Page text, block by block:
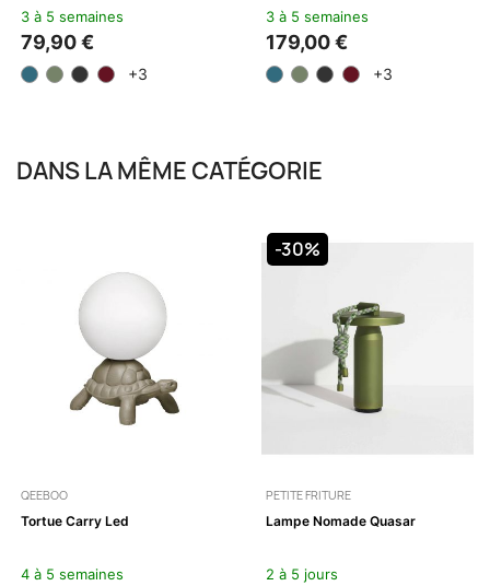
3 à 5 semaines
79,90 €
+3
3 à 5 semaines
179,00 €
+3
DANS LA MÊME CATÉGORIE
QEEBOO
Tortue Carry Led
4 à 5 semaines
PETITE FRITURE
Lampe Nomade Quasar
2 à 5 jours
-30%